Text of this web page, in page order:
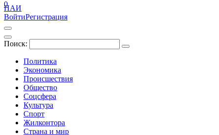
ПАИ
ВойтиРегистрация
Поиск:
Политика
Экономика
Происшествия
Общество
Соцсфера
Культура
Спорт
Жилконтора
Страна и мир
0